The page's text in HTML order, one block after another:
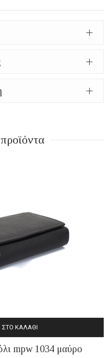
ΚΑΛΆΘΙ
mpw 1034 μαύρο